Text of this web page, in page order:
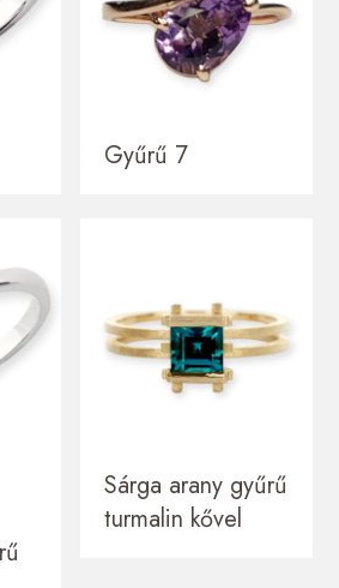
Gyűrű 7
Sárga arany gyűrű
turmalin kővel